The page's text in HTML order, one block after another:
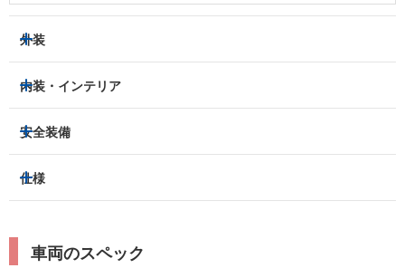
外装
ヘッドライト
アルミホイール：あり
サンルーフ/ガラスルーフ
ルーフレール
内装・インテリア
3列シート
ベンチシート
パワーシート
シートヒーター
安全装備
トラクションコントロール
レーンキープアシスト
横滑り防止装置
衝突被害軽減プレーキ
仕様
車両のスペック